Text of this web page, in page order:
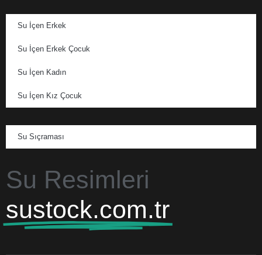
Su İçen Erkek
Su İçen Erkek Çocuk
Su İçen Kadın
Su İçen Kız Çocuk
Su Sıçraması
Su Resimleri
sustock.com.tr